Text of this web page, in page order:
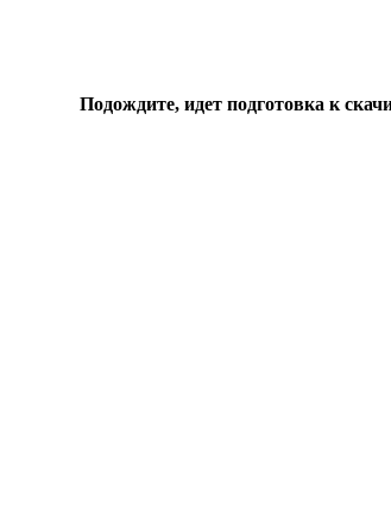
Подождите, идет подготовка к